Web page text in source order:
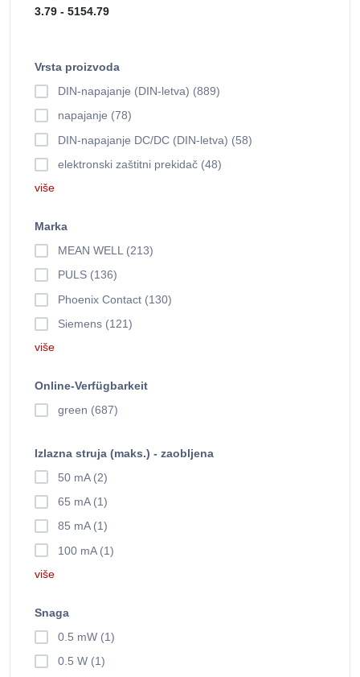
Vrsta proizvoda
DIN-napajanje (DIN-letva) (889)
napajanje (78)
DIN-napajanje DC/DC (DIN-letva) (58)
elektronski zaštitni prekidač (48)
više
Marka
MEAN WELL (213)
PULS (136)
Phoenix Contact (130)
Siemens (121)
više
Online-Verfügbarkeit
green (687)
Izlazna struja (maks.) - zaobljena
50 mA (2)
65 mA (1)
85 mA (1)
100 mA (1)
više
Snaga
0.5 mW (1)
0.5 W (1)